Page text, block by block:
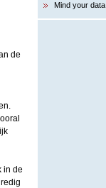
de
in de
Mind your data